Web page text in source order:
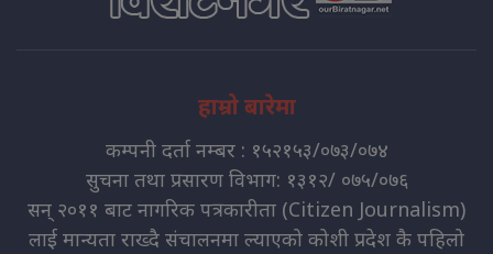
हाम्रो बारेमा
कम्पनी दर्ता नम्बर : १५२१५३/०७३/०७४
सुचना तथा प्रसारण विभाग: १३१२/ ०७५/०७६
सन् २०११ बाट नागरिक पत्रकारीता (Citizen Journalism)
लाई मान्यता राख्दै संचालनमा ल्याएको कोशी प्रदेश कै पहिलो